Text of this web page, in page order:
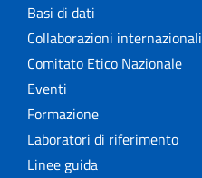
Basi di dati
Collaborazioni internazionali
Comitato Etico Nazionale
Eventi
Formazione
Laboratori di riferimento
Linee guida